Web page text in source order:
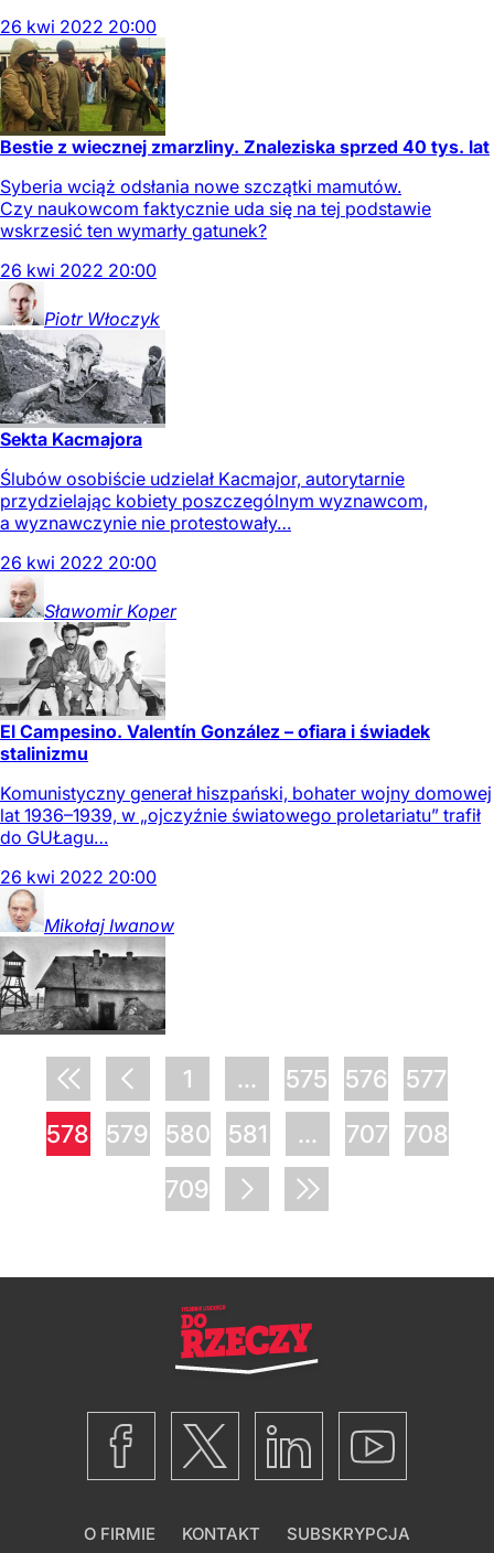
26 kwi 2022 20:00
Bestie z wiecznej zmarzliny. Znaleziska sprzed 40 tys. lat
Syberia wciąż odsłania nowe szczątki mamutów.
Czy naukowcom faktycznie uda się na tej podstawie
wskrzesić ten wymarły gatunek?
26 kwi 2022 20:00
Piotr Włoczyk
Sekta Kacmajora
Ślubów osobiście udzielał Kacmajor, autorytarnie
przydzielając kobiety poszczególnym wyznawcom,
a wyznawczynie nie protestowały…
26 kwi 2022 20:00
Sławomir Koper
El Campesino. Valentín González – ofiara i świadek
stalinizmu
Komunistyczny generał hiszpański, bohater wojny domowej
lat 1936–1939, w „ojczyźnie światowego proletariatu” trafił
do GUŁagu…
26 kwi 2022 20:00
Mikołaj Iwanow
1 ... 575 576
577
578
579 580 581 ... 707
708
709
O FIRMIE KONTAKT SUBSKRYPCJA